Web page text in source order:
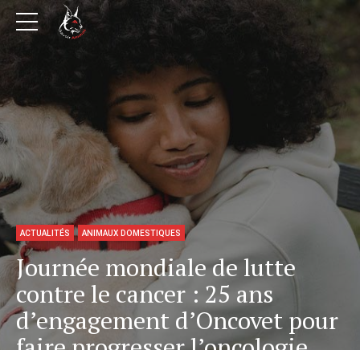
ACTUALITÉS ANIMAUX DOMESTIQUES
Journée mondiale de lutte
contre le cancer : 25 ans
d’engagement d’Oncovet pour